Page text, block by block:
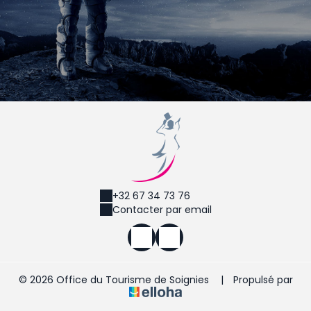
+32 67 34 73 76
Contacter par email
© 2026 Office du Tourisme de Soignies | Propulsé par